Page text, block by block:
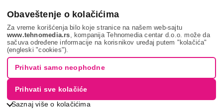
Obaveštenje o kolačićima
Za vreme korišćenja bilo koje stranice na našem web-sajtu
www.tehnomedia.rs , kompanija Tehnomedia centar d.o.o. može da
sačuva određene informacije na korisnikov uređaj putem "kolačića"
(engleski "cookies").
Saznaj više o kolačićima
Prihvati samo neophodne
Prihvati sve kolačiće
Gorilla sports ...